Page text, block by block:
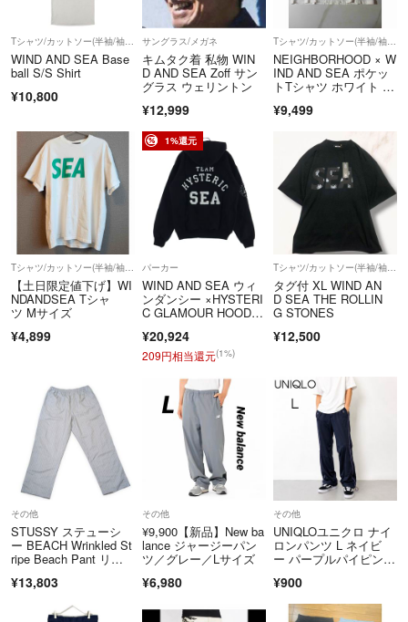
WIND AND SEA Base
ball S/S Shirt
¥10,800
サングラス/メガネ
キムタク着 私物 WIN
D AND SEA Zoff サン
グラス ウェリントン
¥12,999
Tシャツ/カットソー(半袖/袖なし)
NEIGHBORHOOD × W
IND AND SEA ポケッ
トTシャツ ホワイト L
ド ウィンダンシー 白
¥9,499
Tシャツ/カットソー(半袖/袖なし)
【土日限定値下げ】WI
NDANDSEA Tシャ
ツ Mサイズ
¥4,899
1%還元
パーカー
WIND AND SEA ウィ
ンダンシー ×HYSTERI
C GLAMOUR HOODI
テリックグラマー ロゴ
刺繍 フーディ プルオ
ーバーパーカー ブラッ
¥20,924
209円相当還元(1%)
Tシャツ/カットソー(半袖/袖なし)
タグ付 XL WIND AN
D SEA THE ROLLIN
G STONES
¥12,500
その他
STUSSY ステューシ
ー BEACH Wrinkled St
ripe Beach Pant リン
パンツ シワ加工 メン
¥13,803
その他
¥9,900【新品】New ba
lance ジャージーパン
ツ／グレー／Lサイズ
¥6,980
その他
UNIQLOユニクロ ナイ
ロンパンツ L ネイビ
ー パープルパイピン
¥900